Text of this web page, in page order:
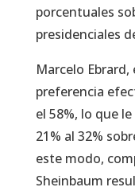
porcentuales
presidenciales
Marcelo
preferencia
el 58%, lo que
21% al 32%
este modo,
Sheinbaum